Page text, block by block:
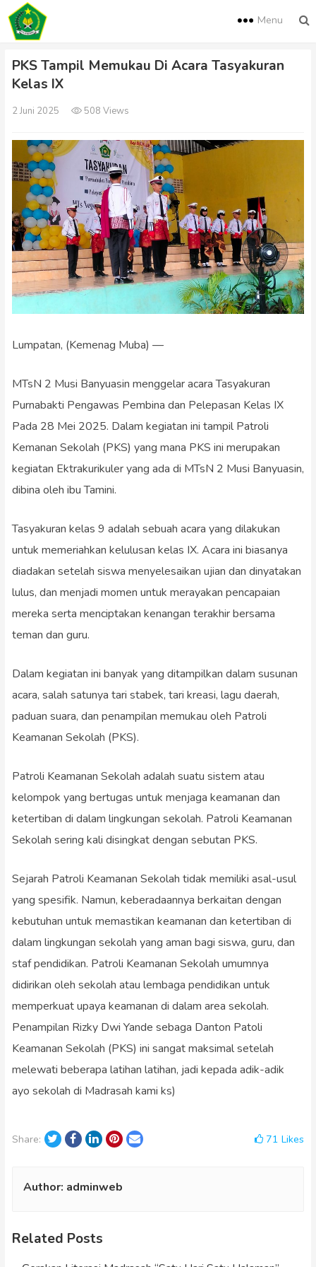
Menu
PKS Tampil Memukau Di Acara Tasyakuran
Kelas IX
2 Juni 2025 508 Views
Lumpatan, (Kemenag Muba) —
MTsN 2 Musi Banyuasin menggelar acara Tasyakuran
Purnabakti Pengawas Pembina dan Pelepasan Kelas IX
Pada 28 Mei 2025. Dalam kegiatan ini tampil Patroli
Kemanan Sekolah (PKS) yang mana PKS ini merupakan
kegiatan Ektrakurikuler yang ada di MTsN 2 Musi Banyuasin,
dibina oleh ibu Tamini.
Tasyakuran kelas 9 adalah sebuah acara yang dilakukan
untuk memeriahkan kelulusan kelas IX. Acara ini biasanya
diadakan setelah siswa menyelesaikan ujian dan dinyatakan
lulus, dan menjadi momen untuk merayakan pencapaian
mereka serta menciptakan kenangan terakhir bersama
teman dan guru.
Dalam kegiatan ini banyak yang ditampilkan dalam susunan
acara, salah satunya tari stabek, tari kreasi, lagu daerah,
paduan suara, dan penampilan memukau oleh Patroli
Keamanan Sekolah (PKS).
Patroli Keamanan Sekolah adalah suatu sistem atau
kelompok yang bertugas untuk menjaga keamanan dan
ketertiban di dalam lingkungan sekolah. Patroli Keamanan
Sekolah sering kali disingkat dengan sebutan PKS.
Sejarah Patroli Keamanan Sekolah tidak memiliki asal-usul
yang spesifik. Namun, keberadaannya berkaitan dengan
kebutuhan untuk memastikan keamanan dan ketertiban di
dalam lingkungan sekolah yang aman bagi siswa, guru, dan
staf pendidikan. Patroli Keamanan Sekolah umumnya
didirikan oleh sekolah atau lembaga pendidikan untuk
memperkuat upaya keamanan di dalam area sekolah.
Penampilan Rizky Dwi Yande sebaga Danton Patoli
Keamanan Sekolah (PKS) ini sangat maksimal setelah
melewati beberapa latihan latihan, jadi kepada adik-adik
ayo sekolah di Madrasah kami ks)
Share: TwitterFacebook
LinkedInPinterest
Email 71Likes
Author: adminweb
Related Posts